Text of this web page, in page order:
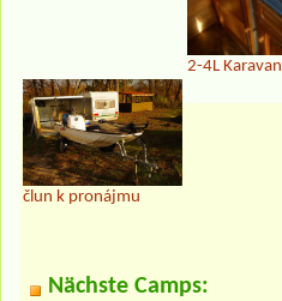
2-4L Karavan
člun k pronájmu
Nächste Camps: